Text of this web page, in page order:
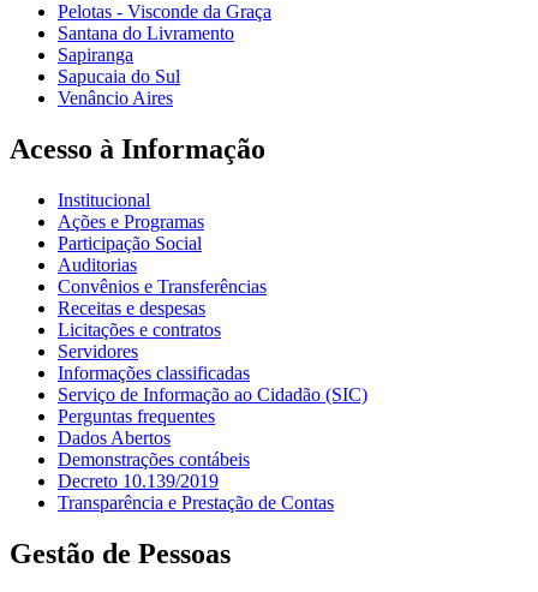
Pelotas - Visconde da Graça
Santana do Livramento
Sapiranga
Sapucaia do Sul
Venâncio Aires
Acesso à Informação
Institucional
Ações e Programas
Participação Social
Auditorias
Convênios e Transferências
Receitas e despesas
Licitações e contratos
Servidores
Informações classificadas
Serviço de Informação ao Cidadão (SIC)
Perguntas frequentes
Dados Abertos
Demonstrações contábeis
Decreto 10.139/2019
Transparência e Prestação de Contas
Gestão de Pessoas